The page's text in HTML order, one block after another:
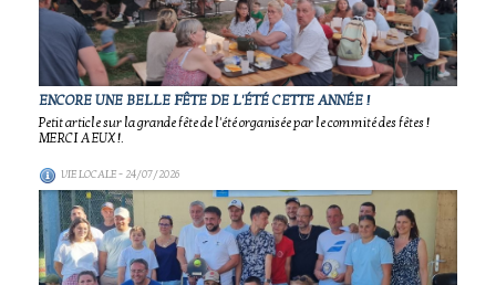
ENCORE UNE BELLE FÊTE DE L'ÉTÉ CETTE ANNÉE !
Petit article sur la grande fête de l'été organisée par le commité des fêtes !
MERCI A EUX !.
VIE LOCALE- 24/07/2026